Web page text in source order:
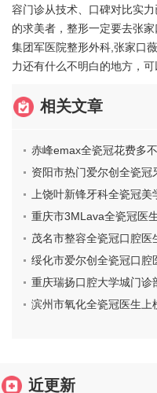
容门诊从技术、口碑对比实
的求美者，整形一定要去张
集团军医院整形外科,张家口
力还有什么不明白的地方，
相关文章
赤峰emax全瓷冠花费多
资阳市热门爱尔创全瓷
一步到位
上饶叶新锋牙科全瓷冠
重庆市3MLava全瓷冠医
茂名市整容全瓷冠口腔
价格费用爆出
绥化市爱尔创全瓷冠口
重庆瑞扬口腔大学城门诊
光-氧化锆全瓷冠1646-
滨州市氧化全瓷冠医生
近更新